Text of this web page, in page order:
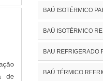
e
de
BAÚ ISOTÉRMICO
BAÚ ISOTÉRMICO
BAU REFRIGERADO
BAÚ TÉRMICO